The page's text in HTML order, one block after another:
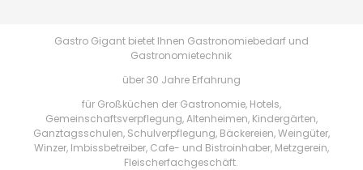
Gastro Gigant bietet Ihnen Gastronomiebedarf und
Gastronomietechnik
über 30 Jahre Erfahrung
für Großküchen der Gastronomie, Hotels,
Gemeinschaftsverpflegung, Altenheimen, Kindergärten,
Ganztagsschulen, Schulverpflegung, Bäckereien, Weingüter,
Winzer, Imbissbetreiber, Cafe- und Bistroinhaber, Metzgerein,
Fleischerfachgeschäft.